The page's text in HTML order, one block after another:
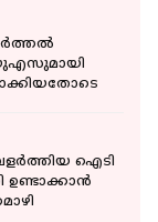
യുഎസുമായി
ഐടി
ഉണ്ടാക്കാൻ